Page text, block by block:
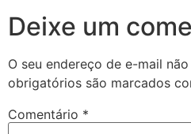
Deixe um
O seu endereço de e-mail
obrigatórios são marcados
Comentário *